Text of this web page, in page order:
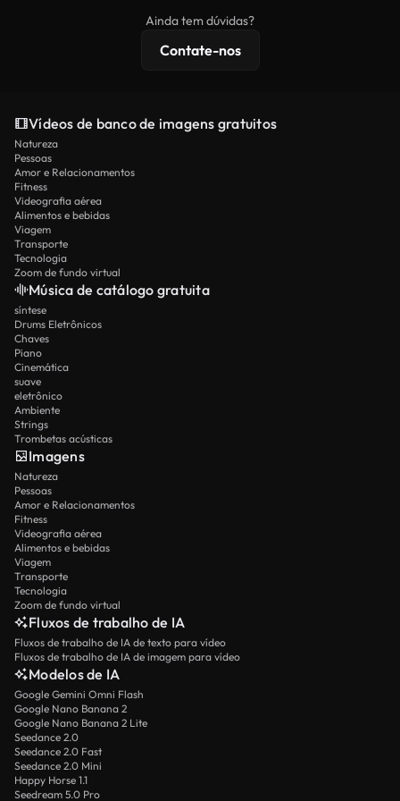
licenciamento estendidas.
Ainda tem dúvidas?
Contate-nos
Vídeos de banco de imagens gratuitos
Natureza
Pessoas
Amor e Relacionamentos
Fitness
Videografia aérea
Alimentos e bebidas
Viagem
Transporte
Tecnologia
Zoom de fundo virtual
Música de catálogo gratuita
síntese
Drums Eletrônicos
Chaves
Piano
Cinemática
suave
eletrônico
Ambiente
Strings
Trombetas acústicas
Imagens
Natureza
Pessoas
Amor e Relacionamentos
Fitness
Videografia aérea
Alimentos e bebidas
Viagem
Transporte
Tecnologia
Zoom de fundo virtual
Fluxos de trabalho de IA
Fluxos de trabalho de IA de texto para vídeo
Fluxos de trabalho de IA de imagem para vídeo
Modelos de IA
Google Gemini Omni Flash
Google Nano Banana 2
Google Nano Banana 2 Lite
Seedance 2.0
Seedance 2.0 Fast
Seedance 2.0 Mini
Happy Horse 1.1
Seedream 5.0 Pro